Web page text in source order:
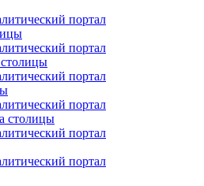
портал
портал
портал
портал
столицы
портал
портал